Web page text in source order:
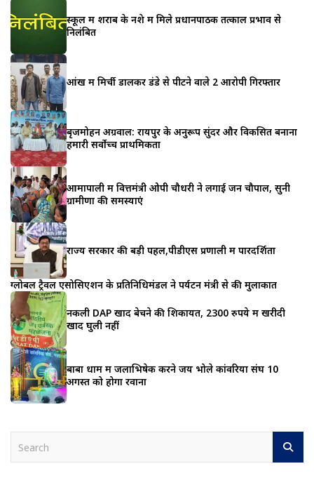
स्कूल में शराब के नशे में मिले प्रधानपाठक तत्काल प्रभाव से
निलंबित
आंख में मिर्ची डालकर डंडे से पीटने वाले 2 आरोपी गिरफ्तार
बृजमोहन अग्रवाल: रायपुर के अनुरूप सुंदर और विकसित बनाना
हमारी सर्वोच्च प्राथमिकता
आमापाली में वित्तमंत्री ओपी चौधरी ने लगाई जन चौपाल, सुनी
ग्रामीणों की समस्याएं
राज्य सरकार की बड़ी पहल,पीडीएस प्रणाली में पारदर्शिता
ग्लोबल ट्रैवल एसोसिएशन के प्रतिनिधिमंडल ने पर्यटन मंत्री से की मुलाकात
नकली DAP खाद बेचने की शिकायत, 2300 रुपये में खरीदी
खाद घुली नहीं
बाबा धाम में जलाभिषेक करने जय भोले कांवरिया संघ 10
अगस्त को होगा रवाना